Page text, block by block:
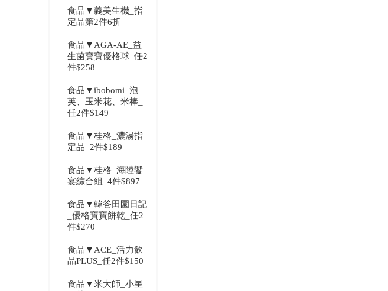
食品▼義美生機_指
定品第2件6折
食品▼AGA-AE_益
生菌寶寶優格球_任2
件$258
食品▼ibobomi_泡
芙、玉米花、米棒_
任2件$149
食品▼桂格_濃湯指
定品_2件$189
食品▼桂格_海陸饗
宴綜合組_4件$897
食品▼韓爸田園日記
_優格寶寶餅乾_任2
件$270
食品▼ACE_活力飲
品PLUS_任2件$150
食品▼米大師_小星